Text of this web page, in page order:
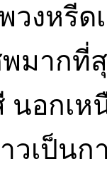
งหรีด
พมาก
อกเห
าวเป็น